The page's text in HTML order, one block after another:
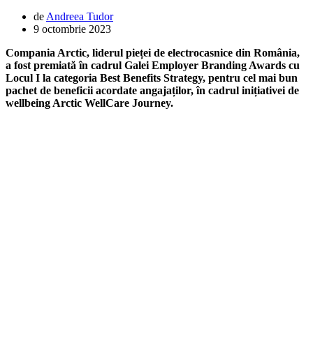
de Andreea Tudor
9 octombrie 2023
Compania Arctic, liderul pieței de electrocasnice din România,
a fost premiată în cadrul Galei Employer Branding Awards cu
Locul I la categoria Best Benefits Strategy, pentru cel mai bun
pachet de beneficii acordate angajaților, în cadrul inițiativei de
wellbeing Arctic WellCare Journey.